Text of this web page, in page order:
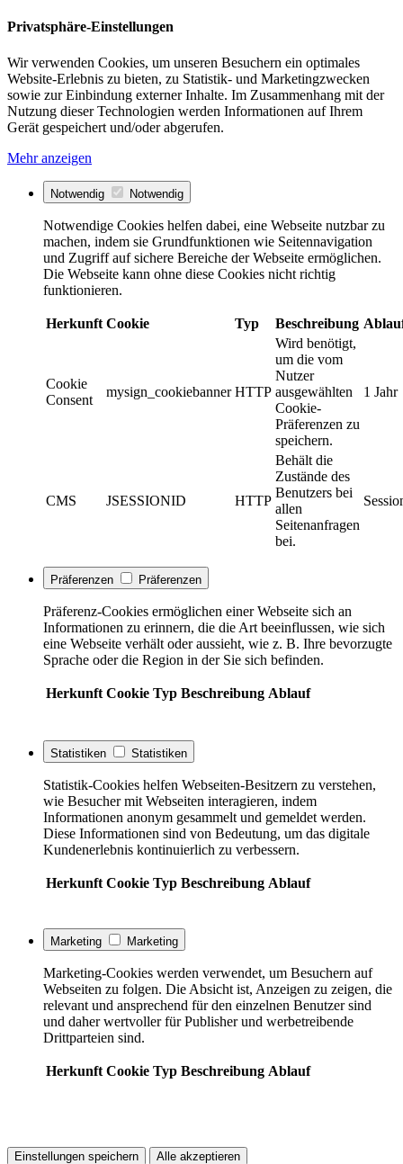
Privatsphäre-Einstellungen
Wir verwenden Cookies, um unseren Besuchern ein optimales
Website-Erlebnis zu bieten, zu Statistik- und Marketingzwecken
sowie zur Einbindung externer Inhalte. Im Zusammenhang mit der
Nutzung dieser Technologien werden Informationen auf Ihrem
Gerät gespeichert und/oder abgerufen.
Mehr anzeigen
Notwendig Notwendig
Notwendige Cookies helfen dabei, eine Webseite nutzbar zu
machen, indem sie Grundfunktionen wie Seitennavigation
und Zugriff auf sichere Bereiche der Webseite ermöglichen.
Die Webseite kann ohne diese Cookies nicht richtig
funktionieren.
Herkunft Cookie Typ Beschreibung
Cookie
Consent
mysign_cookiebanner HTTP
Wird benötigt,
um die vom
Nutzer
ausgewählten
Cookie-
Präferenzen zu
speichern.
1 Jahr
CMS JSESSIONID HTTP
Behält die
Zustände des
Benutzers bei
allen
Seitenanfragen
bei.
Präferenzen Präferenzen
Präferenz-Cookies ermöglichen einer Webseite sich an
Informationen zu erinnern, die die Art beeinflussen, wie sich
eine Webseite verhält oder aussieht, wie z. B. Ihre bevorzugte
Sprache oder die Region in der Sie sich befinden.
Herkunft Cookie Typ Beschreibung Ablauf
Statistiken Statistiken
Statistik-Cookies helfen Webseiten-Besitzern zu verstehen,
wie Besucher mit Webseiten interagieren, indem
Informationen anonym gesammelt und gemeldet werden.
Diese Informationen sind von Bedeutung, um das digitale
Kundenerlebnis kontinuierlich zu verbessern.
Herkunft Cookie Typ Beschreibung Ablauf
Marketing Marketing
Marketing-Cookies werden verwendet, um Besuchern auf
Webseiten zu folgen. Die Absicht ist, Anzeigen zu zeigen, die
relevant und ansprechend für den einzelnen Benutzer sind
und daher wertvoller für Publisher und werbetreibende
Drittparteien sind.
Herkunft Cookie Typ Beschreibung Ablauf
Einstellungen speichern Alle akzeptieren